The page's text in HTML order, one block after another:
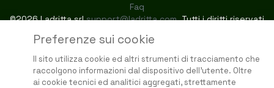
Preferenze sui cookie
Il sito utilizza cookie ed altri strumenti di tracciamento che
raccolgono informazioni dal dispositivo dell'utente. Oltre
ai cookie tecnici ed analitici aggregati, strettamente
Faq
©2026 Ladritta srlsupport@ladritta.com. Tutti i diritti riservati